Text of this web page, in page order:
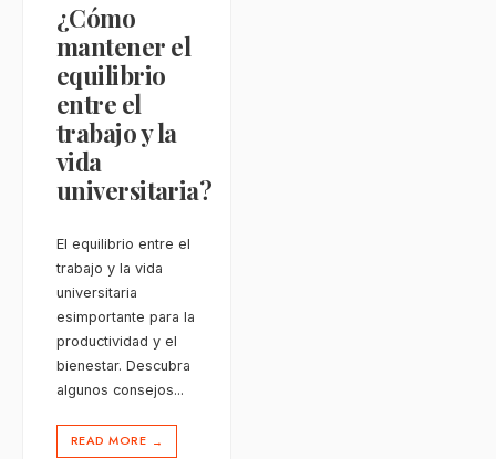
¿Cómo
mantener el
equilibrio
entre el
trabajo y la
vida
universitaria?
El equilibrio entre el
trabajo y la vida
universitaria
esimportante para la
productividad y el
bienestar. Descubra
algunos consejos...
READ MORE →